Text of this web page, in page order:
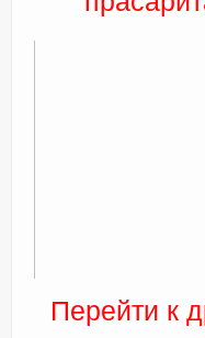
Перейти к